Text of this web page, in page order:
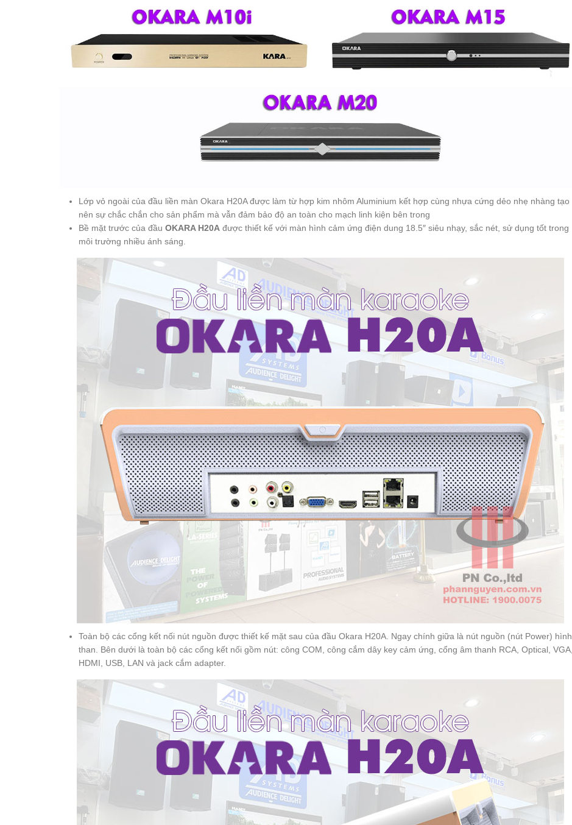
Lớp vỏ ngoài của đầu liền màn Okara H20A được làm từ hợp kim nhôm Aluminium kết hợp cùng nhựa cứng dẻo nhẹ nhàng tạo
nên sự chắc chắn cho sản phẩm mà vẫn đảm bảo độ an toàn cho mạch linh kiện bên trong
Bề mặt trước của đầu OKARA H20A được thiết kế với màn hình cảm ứng điện dung 18.5″ siêu nhạy, sắc nét, sử dụng tốt trong
môi trường nhiều ánh sáng.
Toàn bộ các cổng kết nối nút nguồn được thiết kế mặt sau của đầu Okara H20A. Ngay chính giữa là nút nguồn (nút Power) hình
than. Bên dưới là toàn bộ các cổng kết nối gồm nút: công COM, công cắm dây key cảm ứng, cổng âm thanh RCA, Optical, VGA,
HDMI, USB, LAN và jack cắm adapter.